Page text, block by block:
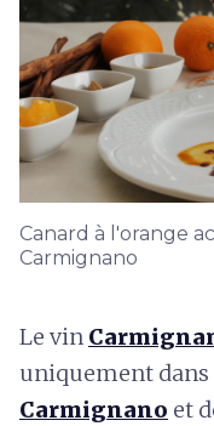
Canard à l'orange
Carmignano
Le vin
uniquement dans
Carmignano et